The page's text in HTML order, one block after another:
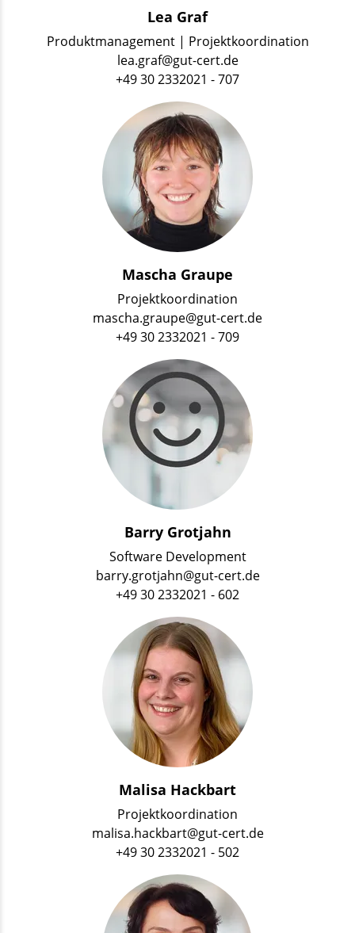
Lea Graf
Produktmanagement | Projektkoordination
lea.graf@gut-cert.de
+49 30 2332021 - 707
Mascha Graupe
Projektkoordination
mascha.graupe@gut-cert.de
+49 30 2332021 - 709
Barry Grotjahn
Software Development
barry.grotjahn@gut-cert.de
+49 30 2332021 - 602
Malisa Hackbart
Projektkoordination
malisa.hackbart@gut-cert.de
+49 30 2332021 - 502